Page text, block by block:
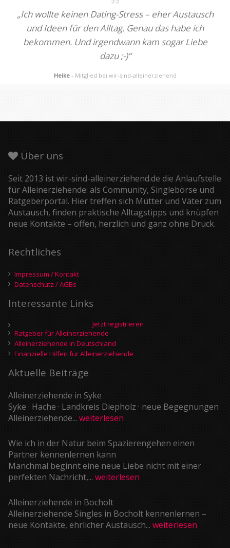
„Ich wollte keinen Dating-Stress – eher Austausch
und Ideen für den Alltag. Genau das habe ich
bekommen. Und irgendwann kam sogar Liebe
dazu ;-)“
Heike - Mitglied bei wir-sind-alleinerziehend
Über uns
Seit 2013 ist wir-sind-alleinerziehend.de die Anlaufstelle
für Alleinerziehende: als Community, Singlebörse und
Ratgeberportal. Hier treffen sich Mütter und Väter zum
Austausch, finden praktische Alltagstipps und knüpfen
neue Kontakte – offen, herzlich und ganz ohne Druck.
Rechtliches
Impressum / Kontakt
Datenschutz / AGBs
Interessante Links
Jetzt registrieren
Ratgeber für Alleinerziehende
Alleinerziehende in Deutschland
Finanzielle Hilfen für Alleinerziehende
Aktuelle Beiträge
Alleinerziehende in Syke
Syke · Hache · Landkreis Diepholz · neue Begegnungen
Alleinerziehende... weiterlesen
Wie ich in der Natur beim Spazierengehen einen
Partner kennenlernen kann
Manchmal beginnt eine neue Liebe nicht mit einer
perfekten Nachricht,... weiterlesen
Alleinerziehende in Bocholt
Alleinerziehende Singles in Bocholt kennenlernen –
neue Kontakte, ehrlicher Austausch... weiterlesen